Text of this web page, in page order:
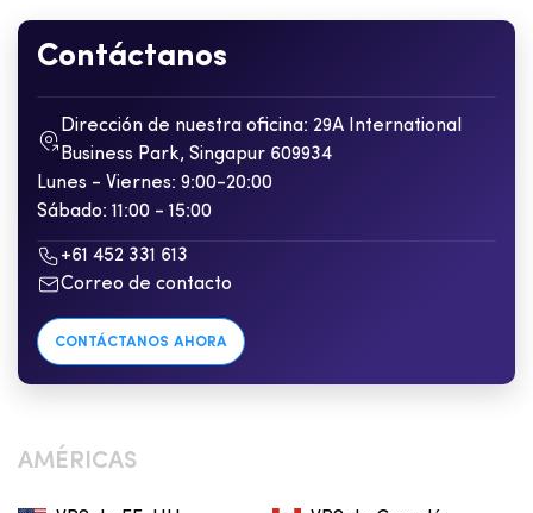
Contáctanos
Dirección de nuestra oficina: 29A International
Business Park, Singapur 609934
Lunes - Viernes: 9:00-20:00
Sábado: 11:00 - 15:00
+61 452 331 613
Correo de contacto
CONTÁCTANOS AHORA
AMÉRICAS